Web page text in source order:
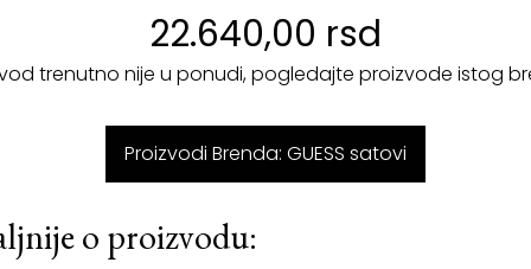
22.640,00 rsd
trenutno nije u ponudi, pogledajte proizvode istog
Proizvodi Brenda: GUESS satovi
o proizvodu: